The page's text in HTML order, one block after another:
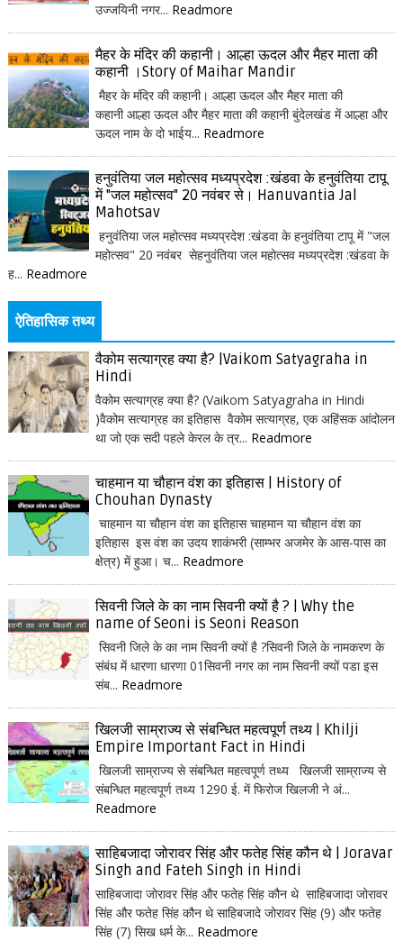
उज्जयिनी नगर... Readmore
मैहर के मंदिर की कहानी। आल्हा ऊदल और मैहर माता की
कहानी ।Story of Maihar Mandir
मैहर के मंदिर की कहानी। आल्हा ऊदल और मैहर माता की
कहानी आल्हा ऊदल और मैहर माता की कहानी बुंदेलखंड में आल्हा और
ऊदल नाम के दो भाईय... Readmore
हनुवंतिया जल महोत्सव मध्यप्रदेश :खंडवा के हनुवंतिया टापू
में "जल महोत्सव" 20 नवंबर से। Hanuvantia Jal
Mahotsav
हनुवंतिया जल महोत्सव मध्यप्रदेश :खंडवा के हनुवंतिया टापू में "जल
महोत्सव" 20 नवंबर सेहनुवंतिया जल महोत्सव मध्यप्रदेश :खंडवा के
ह... Readmore
ऐतिहासिक तथ्य
वैकोम सत्याग्रह क्या है? |Vaikom Satyagraha in
Hindi
वैकोम सत्याग्रह क्या है? (Vaikom Satyagraha in Hindi
)वैकोम सत्याग्रह का इतिहास वैकोम सत्याग्रह, एक अहिंसक आंदोलन
था जो एक सदी पहले केरल के त्र... Readmore
चाहमान या चौहान वंश का इतिहास | History of
Chouhan Dynasty
चाहमान या चौहान वंश का इतिहास चाहमान या चौहान वंश का
इतिहास इस वंश का उदय शाकंभरी (साम्भर अजमेर के आस-पास का
क्षेत्र) में हुआ। च... Readmore
सिवनी जिले के का नाम सिवनी क्यों है ? | Why the
name of Seoni is Seoni Reason
सिवनी जिले के का नाम सिवनी क्यों है ?सिवनी जिले के नामकरण के
संबंध में धारणा धारणा 01सिवनी नगर का नाम सिवनी क्यों पडा इस
संब... Readmore
खिलजी साम्राज्य से संबन्धित महत्वपूर्ण तथ्य | Khilji
Empire Important Fact in Hindi
खिलजी साम्राज्य से संबन्धित महत्वपूर्ण तथ्य खिलजी साम्राज्य से
संबन्धित महत्वपूर्ण तथ्य 1290 ई. में फिरोज खिलजी ने अं...
Readmore
साहिबजादा जोरावर सिंह और फतेह सिंह कौन थे | Joravar
Singh and Fateh Singh in Hindi
साहिबजादा जोरावर सिंह और फतेह सिंह कौन थे साहिबजादा जोरावर
सिंह और फतेह सिंह कौन थे साहिबजादे जोरावर सिंह (9) और फतेह
सिंह (7) सिख धर्म के... Readmore